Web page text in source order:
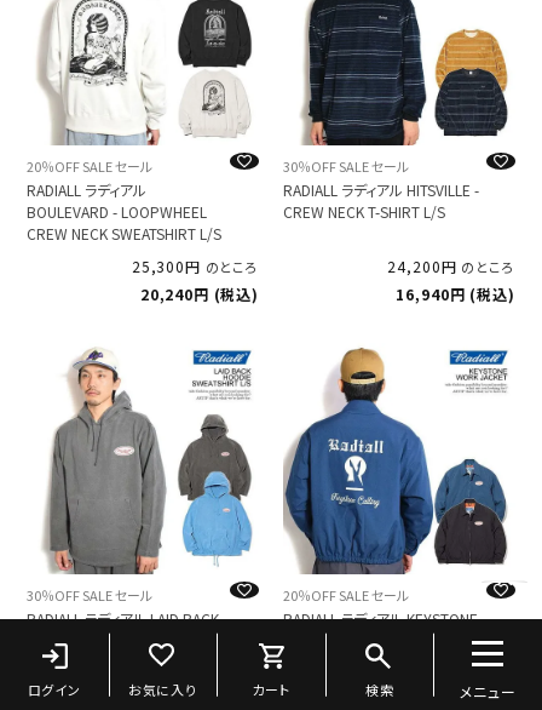
20％OFF SALE セール
RADIALL ラディアル
BOULEVARD - LOOPWHEEL
CREW NECK SWEATSHIRT L/S
25,300
のところ
20,240 税込
30％OFF SALE セール
RADIALL ラディアル HITSVILLE -
CREW NECK T-SHIRT L/S
24,200 のところ
16,940 税込
30％OFF SALE セール
RADIALL ラディアル LAID BACK -
HOODIE SWEATSHIRT L/S
26,400
18,480
20％OFF SALE セール
RADIALL ラディアル KEYSTONE
- WORK JACKET
49,500
39,600 税込